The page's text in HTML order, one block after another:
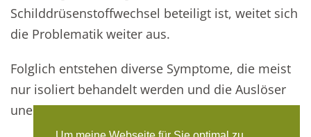
Schilddrüsenstoffwechsel beteiligt ist, weitet sich
die Problematik weiter aus.
Folglich entstehen diverse Symptome, die meist
nur isoliert behandelt werden und die Auslöser
unentdeckt bleiben.